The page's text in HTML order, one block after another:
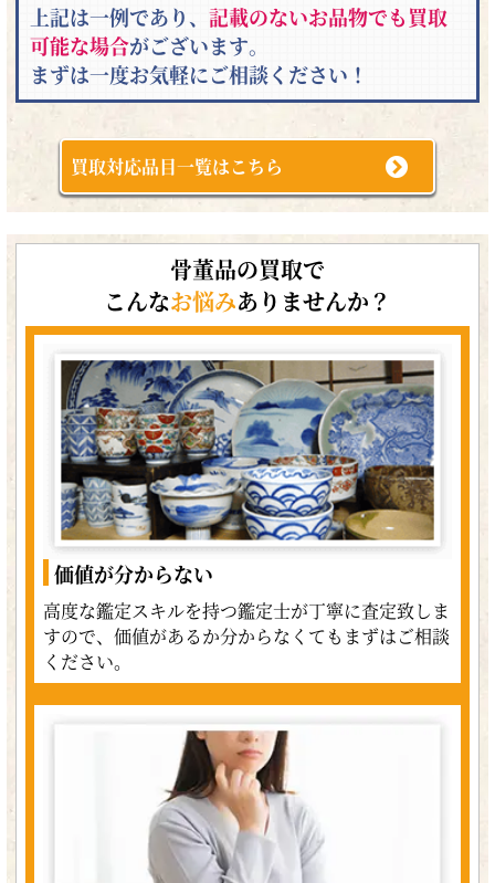
上記は一例であり、 記載のないお品物でも買取
可能な場合がございます。
まずは一度お気軽にご相談ください！
買取対応品目一覧はこちら
骨董品の買取で
こんなお悩みありませんか？
価値が分からない
高度な鑑定スキルを持つ鑑定士が丁寧に査定致しま
すので、価値があるか分からなくてもまずはご相談
ください。